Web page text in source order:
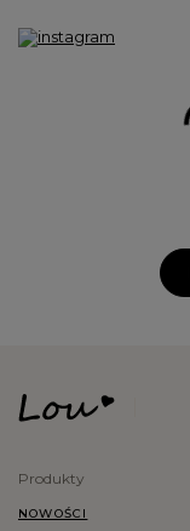
Produkty
NOWOŚCI